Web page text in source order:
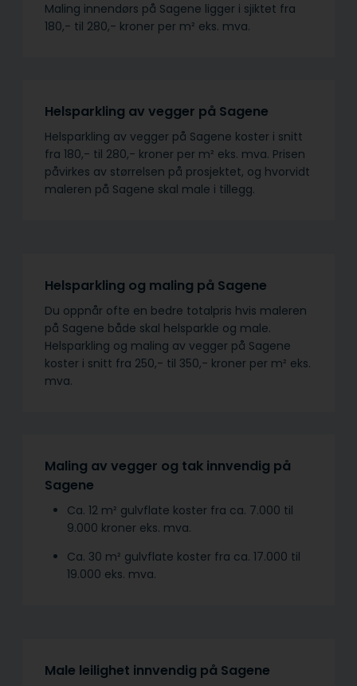
Maling innendørs på Sagene ligger i sjiktet fra
180,- til 280,- kroner per m² eks. mva.
Helsparkling av vegger på Sagene
Helsparkling av vegger på Sagene koster i snitt
fra 180,- til 280,- kroner per m² eks. mva. Prisen
påvirkes av størrelsen på prosjektet, og hvorvidt
maleren på Sagene skal male i tillegg.
Helsparkling og maling på Sagene
Du oppnår ofte en bedre totalpris hvis maleren
på Sagene både skal helsparkle og male.
Helsparkling og maling av vegger på Sagene
koster i snitt fra 250,- til 350,- kroner per m² eks.
mva.
Maling av vegger og tak innvendig på
Sagene
Ca. 12 m² gulvflate koster fra ca. 7.000 til
9.000 kroner eks. mva.
Ca. 30 m² gulvflate koster fra ca. 17.000 til
19.000 eks. mva.
Male leilighet innvendig på Sagene